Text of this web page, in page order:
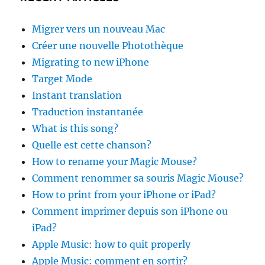
Migrer vers un nouveau Mac
Créer une nouvelle Photothèque
Migrating to new iPhone
Target Mode
Instant translation
Traduction instantanée
What is this song?
Quelle est cette chanson?
How to rename your Magic Mouse?
Comment renommer sa souris Magic Mouse?
How to print from your iPhone or iPad?
Comment imprimer depuis son iPhone ou
iPad?
Apple Music: how to quit properly
Apple Music: comment en sortir?